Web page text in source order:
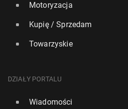
Motoryzacja
Kupię / Sprzedam
Towarzyskie
DZIAŁY PORTALU
Wiadomości